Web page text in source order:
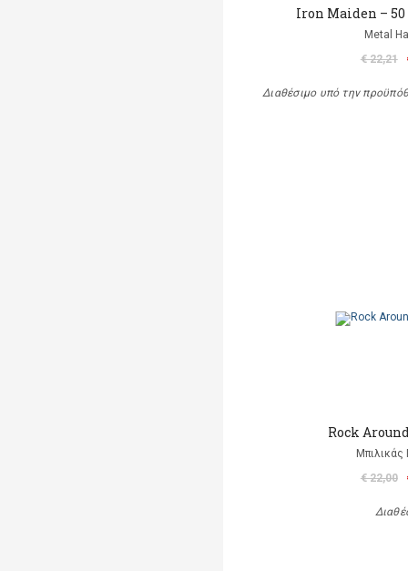
Iron Maiden – 50
Metal
€ 22,21
Διαθέσιμο υπό την
Rock
Μπιλικάς
€ 22,00